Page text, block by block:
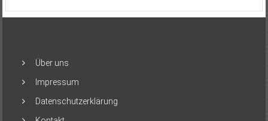
Über uns
Impressum
Datenschutzerklärung